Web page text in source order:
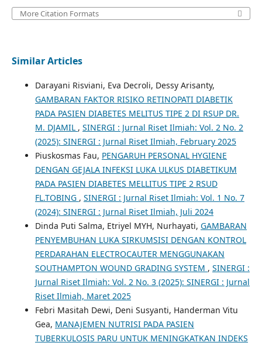
More Citation Formats
Similar Articles
Darayani Risviani, Eva Decroli, Dessy Arisanty,
GAMBARAN FAKTOR RISIKO RETINOPATI DIABETIK
PADA PASIEN DIABETES MELITUS TIPE 2 DI RSUP DR.
M. DJAMIL , SINERGI : Jurnal Riset Ilmiah: Vol. 2 No. 2
(2025): SINERGI : Jurnal Riset Ilmiah, February 2025
Piuskosmas Fau, PENGARUH PERSONAL HYGIENE
DENGAN GEJALA INFEKSI LUKA ULKUS DIABETIKUM
PADA PASIEN DIABETES MELLITUS TIPE 2 RSUD
FL.TOBING , SINERGI : Jurnal Riset Ilmiah: Vol. 1 No. 7
(2024): SINERGI : Jurnal Riset Ilmiah, Juli 2024
Dinda Puti Salma, Etriyel MYH, Nurhayati, GAMBARAN
PENYEMBUHAN LUKA SIRKUMSISI DENGAN KONTROL
PERDARAHAN ELECTROCAUTER MENGGUNAKAN
SOUTHAMPTON WOUND GRADING SYSTEM , SINERGI :
Jurnal Riset Ilmiah: Vol. 2 No. 3 (2025): SINERGI : Jurnal
Riset Ilmiah, Maret 2025
Febri Masitah Dewi, Deni Susyanti, Handerman Vitu
Gea, MANAJEMEN NUTRISI PADA PASIEN
TUBERKULOSIS PARU UNTUK MENINGKATKAN INDEKS